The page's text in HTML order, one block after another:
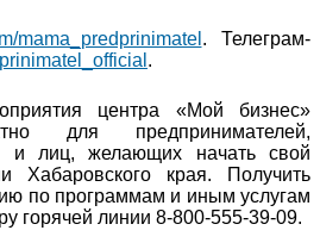
mama_predprinimatel . Телеграм-
.
центра «Мой бизнес»
для предпринимателей,
и лиц, желающих начать свой
Хабаровского края. Получить
по программам и иным услугам
горячей линии 8-800-555-39-09.